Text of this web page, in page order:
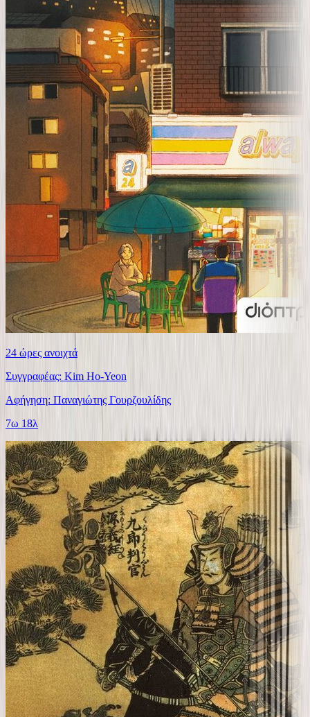
24 ώρες ανοιχτά
Συγγραφέας: Kim Ho-Yeon
Αφήγηση: Παναγιώτης Γουρζουλίδης
7ω 18λ